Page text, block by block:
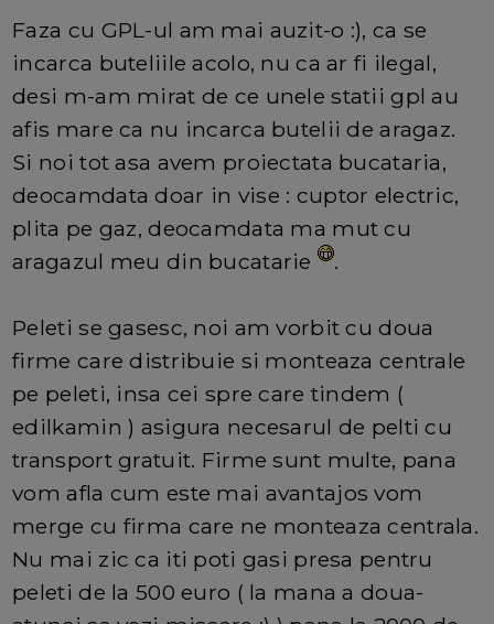
Faza cu GPL-ul am mai auzit-o :), ca se
incarca buteliile acolo, nu ca ar fi ilegal,
desi m-am mirat de ce unele statii gpl au
afis mare ca nu incarca butelii de aragaz.
Si noi tot asa avem proiectata bucataria,
deocamdata doar in vise : cuptor electric,
plita pe gaz, deocamdata ma mut cu
aragazul meu din bucatarie
.
Peleti se gasesc, noi am vorbit cu doua
firme care distribuie si monteaza centrale
pe peleti, insa cei spre care tindem (
edilkamin ) asigura necesarul de pelti cu
transport gratuit. Firme sunt multe, pana
vom afla cum este mai avantajos vom
merge cu firma care ne monteaza centrala.
Nu mai zic ca iti poti gasi presa pentru
peleti de la 500 euro ( la mana a doua-